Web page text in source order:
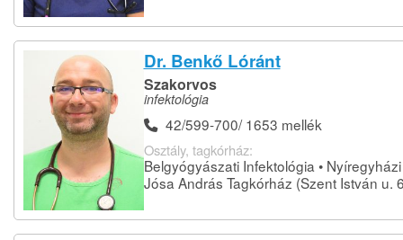
Dr. Benkő Lóránt
Szakorvos
infektológia
42/599-700/ 1653 mellék
Osztály, tagkórház:
Belgyógyászati Infektológia • Nyíregyházi
Jósa András Tagkórház (Szent István u.